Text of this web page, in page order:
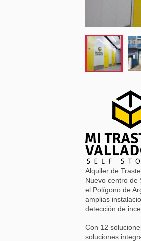
Alquiler de
Nuevo centro de
el Polígono de
amplias
detección de
Con 12
soluciones